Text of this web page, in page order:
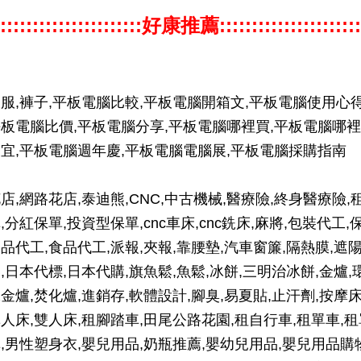
::::::::::::::::::::::好康推薦::::::::::::::::::::::
,褲子,平板電腦比較,平板電腦開箱文,平板電腦使用心
電腦比價,平板電腦分享,平板電腦哪裡買,平板電腦哪裡
,平板電腦週年慶,平板電腦電腦展,平板電腦採購指南
,網路花店,泰迪熊,CNC,中古機械,醫療險,終身醫療險,租
分紅保單,投資型保單,cnc車床,cnc銑床,麻將,包裝代工,
代工,食品代工,派報,夾報,靠腰墊,汽車窗簾,隔熱膜,遮
日本代標,日本代購,旗魚鬆,魚鬆,冰餅,三明治冰餅,金爐,
爐,焚化爐,進銷存,軟體設計,腳臭,易夏貼,止汗劑,按摩
床,雙人床,租腳踏車,田尾公路花園,租自行車,租單車,
男性塑身衣,嬰兒用品,奶瓶推薦,嬰幼兒用品,嬰兒用品購